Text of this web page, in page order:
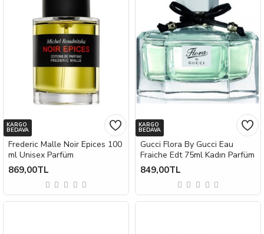
KARGO
BEDAVA
Frederic Malle Noir Epices 100
ml Unisex Parfüm
869,00TL
KARGO
BEDAVA
Gucci Flora By Gucci Eau
Fraiche Edt 75ml Kadın Parfüm
849,00TL